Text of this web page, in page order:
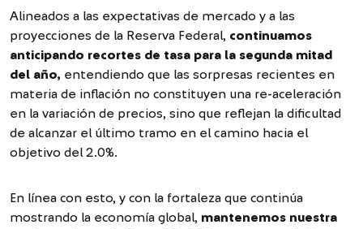
Alineados a las expectativas de mercado y a las
proyecciones de la Reserva Federal, continuamos
anticipando recortes de tasa para la segunda mitad
del año, entendiendo que las sorpresas recientes en
materia de inflación no constituyen una re-aceleración
en la variación de precios, sino que reflejan la dificultad
de alcanzar el último tramo en el camino hacia el
objetivo del 2.0%.
En línea con esto, y con la fortaleza que continúa
mostrando la economía global, mantenemos nuestra